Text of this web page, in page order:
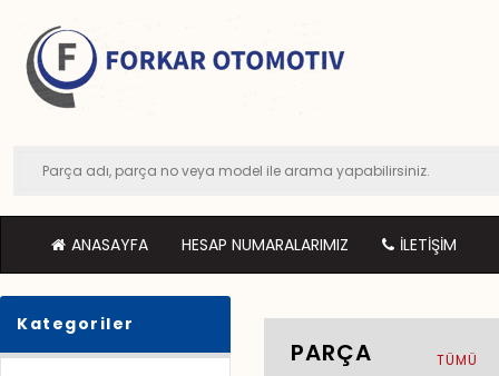
ANASAYFA HESAP NUMARALARIMIZ İLETIŞIM
Kategoriler
PARÇA TÜMÜ